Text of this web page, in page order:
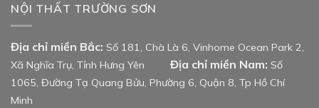
NỘI THẤT TRƯỜNG SƠN
Địa chỉ miền Bắc: Số 181, Chà Là 6, Vinhome Ocean Park 2,
Xã Nghĩa Trụ, Tỉnh Hưng Yên
Địa chỉ miền Nam: Số
1065, Đường Tạ Quang Bửu, Phường 6, Quận 8, Tp Hồ Chí
Minh